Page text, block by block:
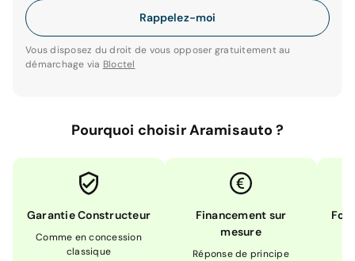
Rappelez-moi
Vous disposez du droit de vous opposer gratuitement au
démarchage via Bloctel
Pourquoi choisir Aramisauto ?
Garantie Constructeur
Comme en concession
classique
Financement sur
mesure
Réponse de principe